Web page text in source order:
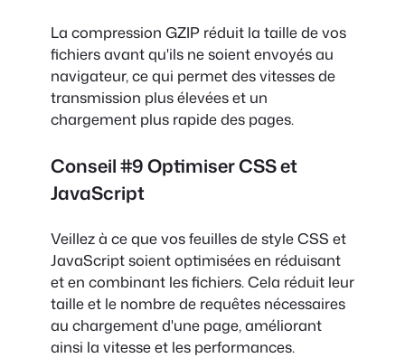
La compression GZIP réduit la taille de vos
fichiers avant qu'ils ne soient envoyés au
navigateur, ce qui permet des vitesses de
transmission plus élevées et un
chargement plus rapide des pages.
Conseil #9 Optimiser CSS et
JavaScript
Veillez à ce que vos feuilles de style CSS et
JavaScript soient optimisées en réduisant
et en combinant les fichiers. Cela réduit leur
taille et le nombre de requêtes nécessaires
au chargement d'une page, améliorant
ainsi la vitesse et les performances.